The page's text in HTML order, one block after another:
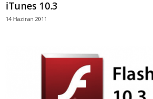
iTunes 10.3
14 Haziran 2011